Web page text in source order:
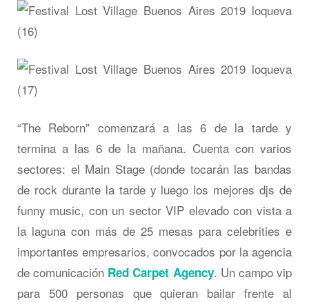
“The Reborn” comenzará a las 6 de la tarde y
termina a las 6 de la mañana. Cuenta con varios
sectores: el Main Stage (donde tocarán las bandas
de rock durante la tarde y luego los mejores djs de
funny music, con un sector VIP elevado con vista a
la laguna con más de 25 mesas para celebrities e
importantes empresarios, convocados por la agencia
de comunicación Red Carpet Agency. Un campo vip
para 500 personas que quieran bailar frente al